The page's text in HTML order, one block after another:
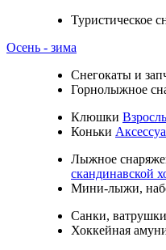
Туристическое
Осень - зима
Cнегокаты и
Горнолыжное
Клюшки
Коньки
Лыжное
скандинавской
Мини-лыжи,
Санки,
Хоккейная